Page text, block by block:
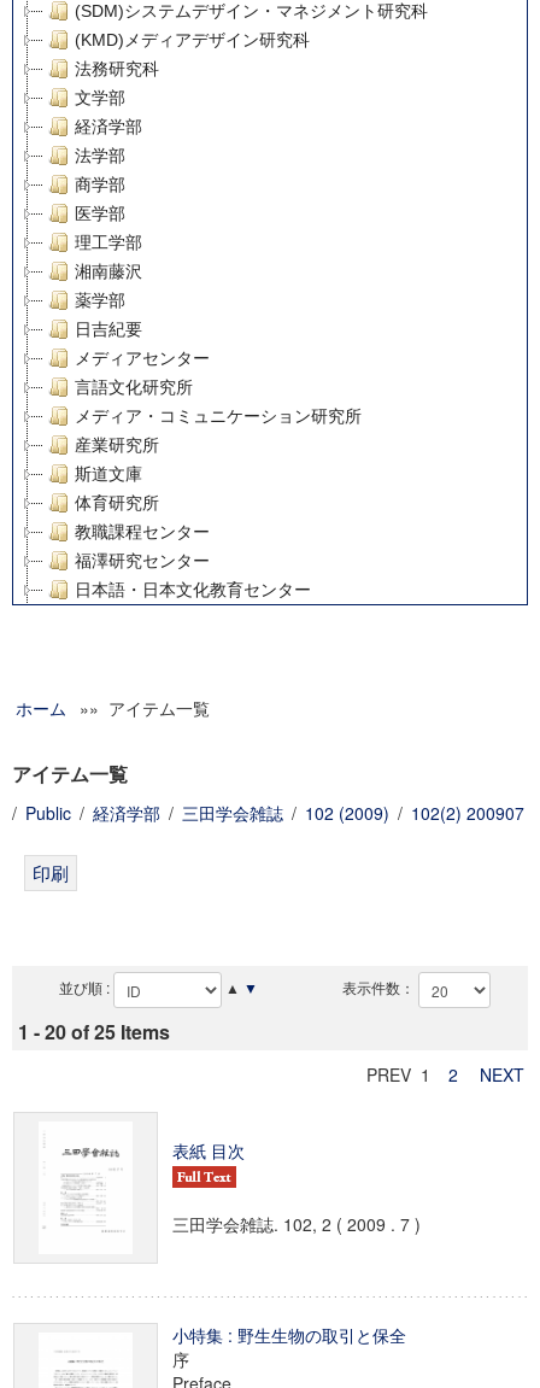
(SDM)システムデザイン・マネジメント研究科
(KMD)メディアデザイン研究科
法務研究科
文学部
経済学部
法学部
商学部
医学部
理工学部
湘南藤沢
薬学部
日吉紀要
メディアセンター
言語文化研究所
メディア・コミュニケーション研究所
産業研究所
斯道文庫
体育研究所
教職課程センター
福澤研究センター
日本語・日本文化教育センター
グローバルリサーチインスティテュート
科学研究費補助金研究成果報告書
慶應義塾大学グローバルCOEプログラム市民社会ガバナンス
ホーム »» アイテム一覧
アイテム一覧
/ Public / 経済学部 / 三田学会雑誌 / 102 (2009) / 102(2) 200907
並び順 : ▲ ▼ 表示件数：
1 - 20 of 25 Items
PREV 1 2 NEXT
表紙 目次
三田学会雑誌. 102, 2 ( 2009 . 7 )
小特集 : 野生生物の取引と保全
序
Preface